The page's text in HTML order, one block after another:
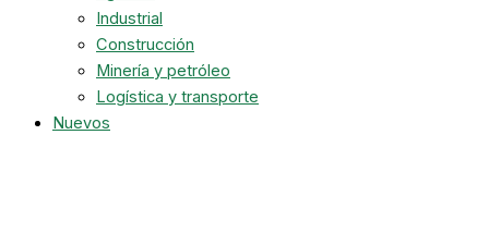
Industrial
Construcción
Minería y petróleo
Logística y transporte
Nuevos